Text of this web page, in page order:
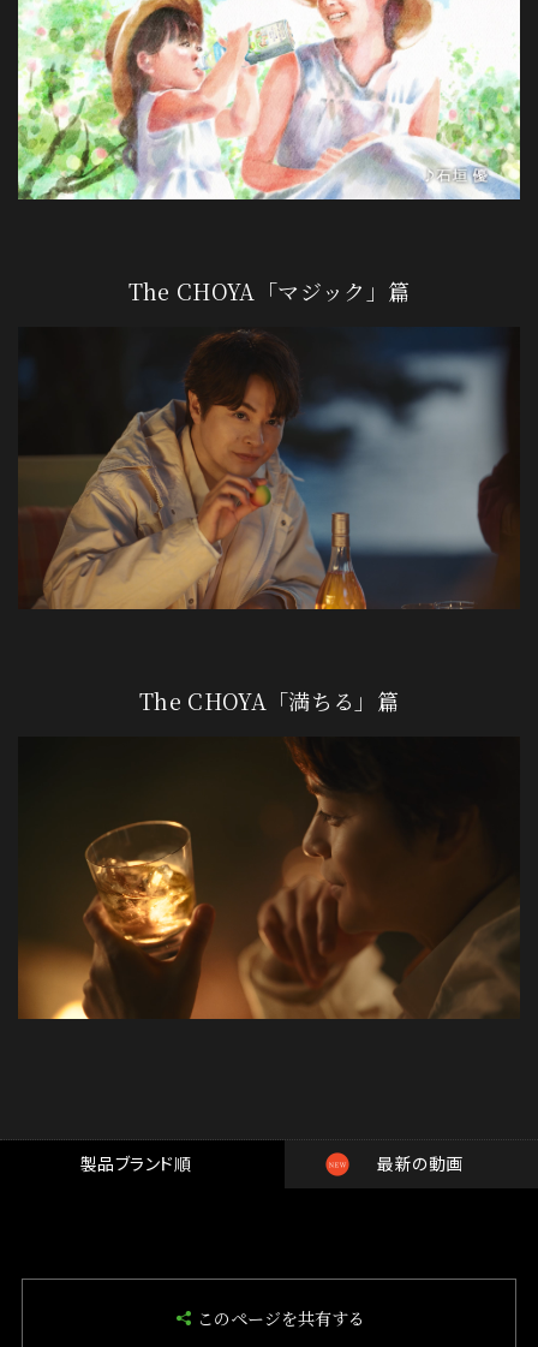
The CHOYA「マジック」篇
The CHOYA「満ちる」篇
製品ブランド順 最新の動画
このページを共有する